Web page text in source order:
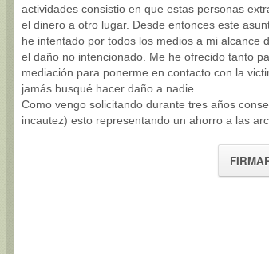
actividades consistio en que estas personas
el dinero a otro lugar. Desde entonces este
he intentado por todos los medios a mi
el daño no intencionado. Me he ofrecido tanto
mediación para ponerme en contacto con la
jamás busqué hacer daño a nadie.
Como vengo solicitando durante tres años
incautez) esto representando un ahorro a las